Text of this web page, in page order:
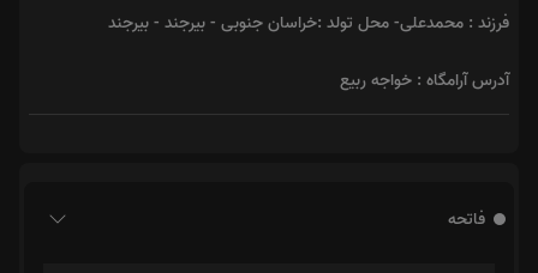
فرزند : محمدعلی- محل تولد :خراسان جنوبی - بیرجند - بیرجند
آدرس آرامگاه : خواجه ربیع
فاتحه